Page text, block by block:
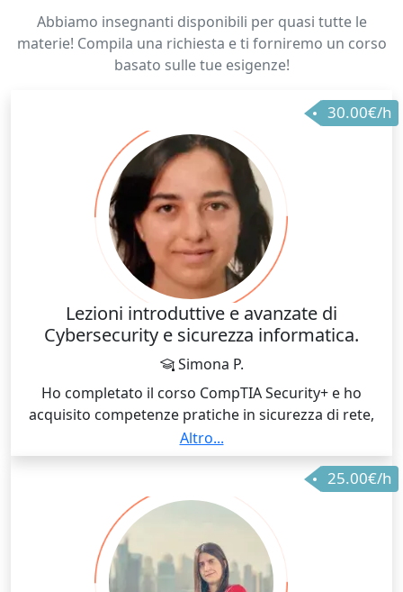
Abbiamo insegnanti disponibili per quasi tutte le
materie! Compila una richiesta e ti forniremo un corso
basato sulle tue esigenze!
30.00€/h
Lezioni introduttive e avanzate di
Cybersecurity e sicurezza informatica.
Simona P.
Ho completato il corso CompTIA Security+ e ho
acquisito competenze pratiche in sicurezza di rete,
gestione vulnerabilità, threat analysis, log analysis,
crittografia, autenticazione e configurazione sicura di
sistemi e reti. Posso preparare studenti per esami,
certificazioni o per sviluppare solide basi in sicurezza
informatica.
Altro...
25.00€/h